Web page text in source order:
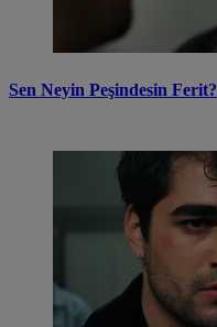
Sen Neyin Peşindesin Ferit?